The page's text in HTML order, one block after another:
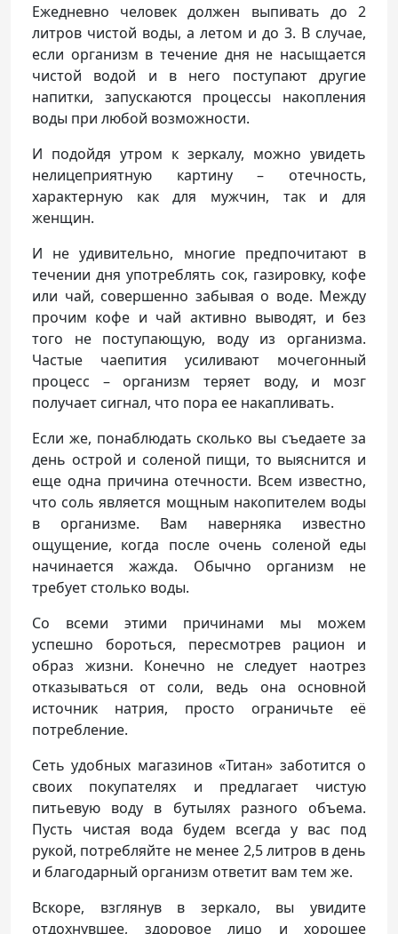
Ежедневно человек должен выпивать до 2
литров чистой воды, а летом и до 3. В случае,
если организм в течение дня не насыщается
чистой водой и в него поступают другие
напитки, запускаются процессы накопления
воды при любой возможности.
И подойдя утром к зеркалу, можно увидеть
нелицеприятную картину – отечность,
характерную как для мужчин, так и для
женщин.
И не удивительно, многие предпочитают в
течении дня употреблять сок, газировку, кофе
или чай, совершенно забывая о воде. Между
прочим кофе и чай активно выводят, и без
того не поступающую, воду из организма.
Частые чаепития усиливают мочегонный
процесс – организм теряет воду, и мозг
получает сигнал, что пора ее накапливать.
Если же, понаблюдать сколько вы съедаете за
день острой и соленой пищи, то выяснится и
еще одна причина отечности. Всем известно,
что соль является мощным накопителем воды
в организме. Вам наверняка известно
ощущение, когда после очень соленой еды
начинается жажда. Обычно организм не
требует столько воды.
Со всеми этими причинами мы можем
успешно бороться, пересмотрев рацион и
образ жизни. Конечно не следует наотрез
отказываться от соли, ведь она основной
источник натрия, просто ограничьте её
потребление.
Сеть удобных магазинов «Титан» заботится о
своих покупателях и предлагает чистую
питьевую воду в бутылях разного объема.
Пусть чистая вода будем всегда у вас под
рукой, потребляйте не менее 2,5 литров в день
и благодарный организм ответит вам тем же.
Вскоре, взглянув в зеркало, вы увидите
отдохнувшее, здоровое лицо и хорошее